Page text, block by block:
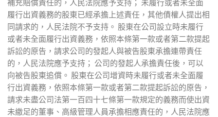
補充賠償責任的，人民法院應予支持； 未履行或者未全面
履行出資義務的股東已經承擔上述責任，其他債權人提出相
同請求的，人民法院不予支持。 股東在公司設立時未履行
或者未全面履行出資義務，依照本條第一款或者第二款提起
訴訟的原告，請求公司的發起人與被告股東承擔連帶責任
的，人民法院應予支持； 公司的發起人承擔責任後，可以
向被告股東追償。 股東在公司增資時未履行或者未全面履
行出資義務，依照本條第一款或者第二款提起訴訟的原告，
請求未盡公司法第一百四十七條第一款規定的義務而使出資
未繳足的董事、高級管理人員承擔相應責任的，人民法院應